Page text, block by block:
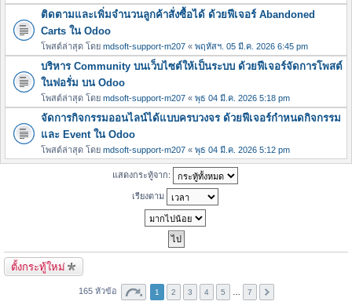
ติดตามและเพิ่มจำนวนลูกค้าสั่งซื้อได้ ด้วยฟีเจอร์ Abandoned
Carts ใน Odoo
โพสต์ล่าสุด โดย mdsoft-support-m207 « พฤหัสฯ. 05 มี.ค. 2026 6:45 pm
บริหาร Community บนเว็บไซต์ให้เป็นระบบ ด้วยฟีเจอร์จัดการโพสต์
ในฟอรั่ม บน Odoo
โพสต์ล่าสุด โดย mdsoft-support-m207 « พุธ 04 มี.ค. 2026 5:18 pm
จัดการกิจกรรมออนไลน์ได้แบบครบวงจร ด้วยฟีเจอร์กำหนดกิจกรรม
และ Event ใน Odoo
โพสต์ล่าสุด โดย mdsoft-support-m207 « พุธ 04 มี.ค. 2026 5:12 pm
แสดงกระทู้จาก:
เรียงตาม
ตั้งกระทู้ใหม่
165 หัวข้อ 1 2 3 4 5 7